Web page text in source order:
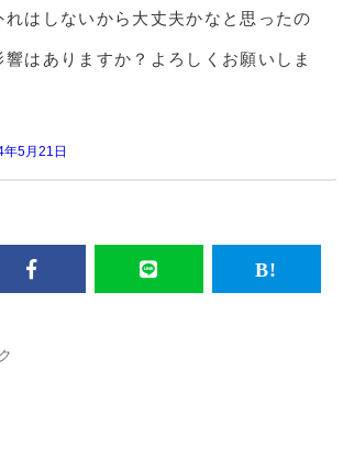
れはしないから大丈夫かなと思ったの
はありますか？よろしくお願いしま
5月21日